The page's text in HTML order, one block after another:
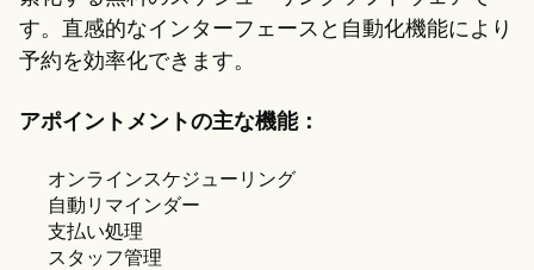
す。直感的なインターフェースと自動化機能により
予約を効率化できます。
アポイントメントの主な機能：
オンラインスケジューリング
自動リマインダー
支払い処理
スタッフ管理